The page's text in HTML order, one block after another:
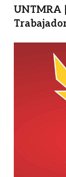
UNTMRA